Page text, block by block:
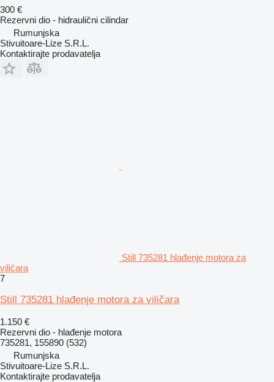
300 €
Rezervni dio - hidraulični cilindar
Rumunjska
Stivuitoare-Lize S.R.L.
Kontaktirajte prodavatelja
Still 735281 hlađenje motora za
viličara
7
Still 735281 hlađenje motora za viličara
1.150 €
Rezervni dio - hlađenje motora
735281, 155890 (532)
Rumunjska
Stivuitoare-Lize S.R.L.
Kontaktirajte prodavatelja